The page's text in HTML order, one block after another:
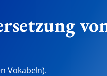
Vokabeln).